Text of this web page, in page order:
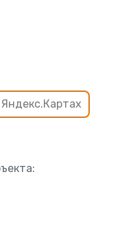
Яндекс.Картах